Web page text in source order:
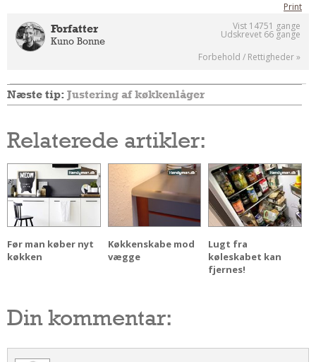
Print
Forfatter
Kuno Bonne
Vist 14751 gange
Udskrevet 66 gange
Forbehold / Rettigheder »
Næste tip: Justering af køkkenlåger
Relaterede artikler:
Før man køber nyt
køkken
Køkkenskabe mod
vægge
Lugt fra
køleskabet kan
fjernes!
Din kommentar: